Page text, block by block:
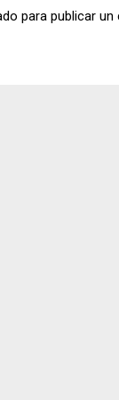
para publicar un